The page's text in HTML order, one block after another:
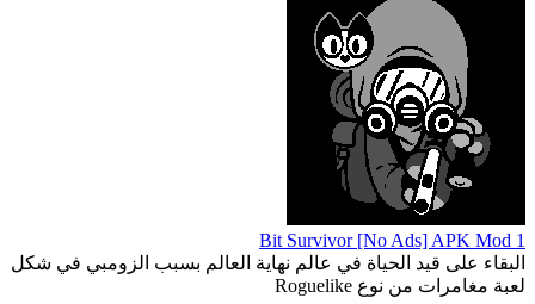
1 Bit Survivor [No Ads] APK Mod
البقاء على قيد الحياة في عالم نهاية العالم بسبب الزومبي في شكل
لعبة مغامرات من نوع Roguelike